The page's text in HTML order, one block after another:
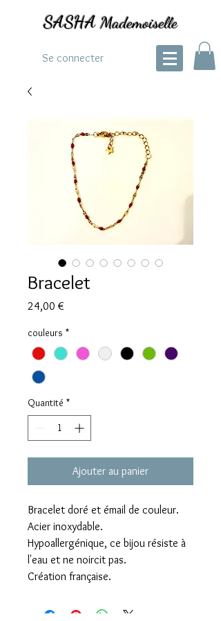
SASHA Mademoiselle
Se connecter
Bracelet
24,00 €
couleurs *
Quantité *
Ajouter au panier
Bracelet doré et émail de couleur.
Acier inoxydable.
Hypoallergénique, ce bijou résiste à
l'eau et ne noircit pas.
Création française.